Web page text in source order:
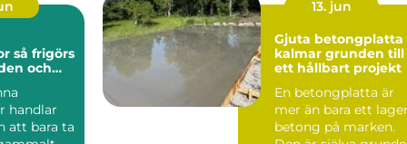
och
handlar
att bara ta
13. jun
Gjuta betongplatta
kalmar grunden till
ett hållbart projekt
En betongplatta är
mer än bara ett lager
betong på marken.